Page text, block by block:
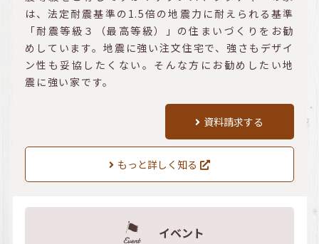
は、法定耐震基準の1.5倍の地震力に耐えられる基準
「耐震等級３（最高等級）」の住まいづくりをお勧
めしています。地震に強い注文住宅で、強さもデザイ
ン性も妥協したくない。そんな方にお勧めしたい地
震に強い家です。
資料請求する
もっと詳しく知る
イベント